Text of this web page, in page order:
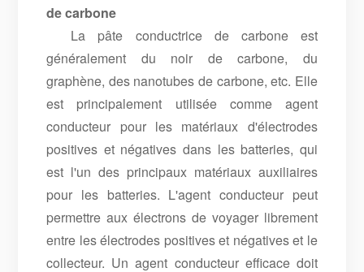
de carbone
La pâte conductrice de carbone est
généralement du noir de carbone, du
graphène, des nanotubes de carbone, etc. Elle
est principalement utilisée comme agent
conducteur pour les matériaux d'électrodes
positives et négatives dans les batteries, qui
est l'un des principaux matériaux auxiliaires
pour les batteries. L'agent conducteur peut
permettre aux électrons de voyager librement
entre les électrodes positives et négatives et le
collecteur. Un agent conducteur efficace doit